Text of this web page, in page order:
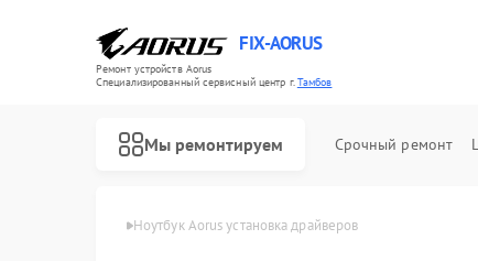
FIX-AORUS
Ремонт устройств Aorus
Специализированный cервисный центр г.Тамбов
Мы ремонтируем Срочный ремонт
Ноутбук Aorus установка драйверов